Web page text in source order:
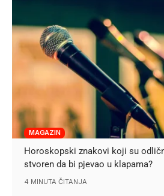
MAGAZIN
Horoskopski znakovi koji su
stvoren da bi pjevao u klapama?
4 MINUTA ČITANJA